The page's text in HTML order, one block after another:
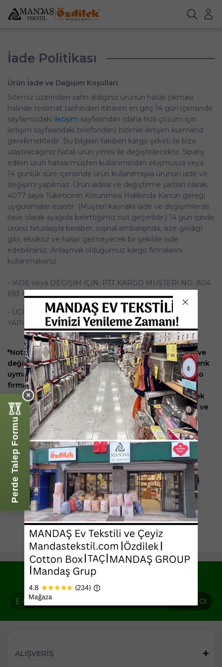
İade Politikası
Ürün İade ve Değişim Koşulları
Sitemiz üzerinden satın aldığınız ürünün hatalı çıkması
halinde teslimat tarihinden itibaren en geç 14 gün içerisinde
sayfamızdaki iletişim sayfasından (daha hızlı çözüm için
iletişim sayfasındaki telefondan) bizimle iletişim kurmanız
gerekmektedir. Bu bilgileri takiben kargo şirketi ile bize
ulaştıracağınız hatalı ürün yenisi ile değiştirilecektir. Sipariş
edilen ürün hatası müşteri kullanımından oluşmuşsa veya
14 günlük süre içerisinde ürün kullanılmışsa ürünün iade ve
değişimi yapılmaz. Ürün iadesi ve değiştirme şartları olarak,
4077 sayılı Tüketicinin Korunması Hakkında Kanun gereği
uygulamalar esastır. (Müşteri kaynaklı iade ve değişimlerde
ilave olarak aşağıda belirttiğimiz not geçerlidir.) 14 gün içinde
ürünü faturasıyla beraber, orijinal ambalajında, size geldiği
gibi, eksiksiz ve hasar gelmeyecek bir şekilde iade
edebilirsiniz. Anlaşmalı olduğumuz kargo firmalarını
kullanmalısınız.
- İADE veya DEĞİŞİM İÇİN, PTT KARGO MÜŞTERİ NO: 804
693 422
- ÜCRET İADELERİ TAKRİBEN 7 İŞ GÜNÜ İÇİNDE
YAPILMAKTADIR.
*Not: Üretim kaynaklı değil de müşteri kaynaklı iade ve
değişimlerde (vazgeçtim, ebatı büyük/küçük geldi, renk
uymadı vb.) kargo ücreti müşteriye aittir. Ancak kargo
firmasıyla sözleşmeli olduğumuz için kargo fiyatları
uygundur. Ücret iade edilirken kargo bedeli düşülerek
ücret iadesi yapılmaktadır.Bize her türlü soru, görüş ve
önerilerinizi; bilgi@mandastekstil.com veya 0236
2372032 yoluyla iletebilirsiniz.
Yeni ve indirimli ürünlerden haberdar olun !
Abone Ol
ALIŞVERİŞ
Perde Talep Formu
✕